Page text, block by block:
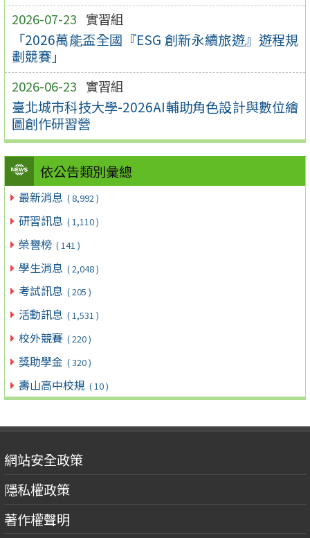
2026-07-23 實習組
「2026萬能盃全國『ESG 創新永續旅遊』遊程規
劃競賽」
2026-06-23 實習組
臺北城市科技大學-2026AI輔助角色設計與數位繪
圖創作研習營
依公告類別彙總
最新消息 ( 8,992 )
研習訊息 ( 1,110 )
榮譽榜 ( 141 )
學生消息 ( 2,048 )
考試訊息 ( 205 )
活動訊息 ( 1,531 )
校外競賽 ( 220 )
獎助學金 ( 320 )
壽山高中校規 ( 10 )
網站安全政策
隱私權政策
著作權聲明